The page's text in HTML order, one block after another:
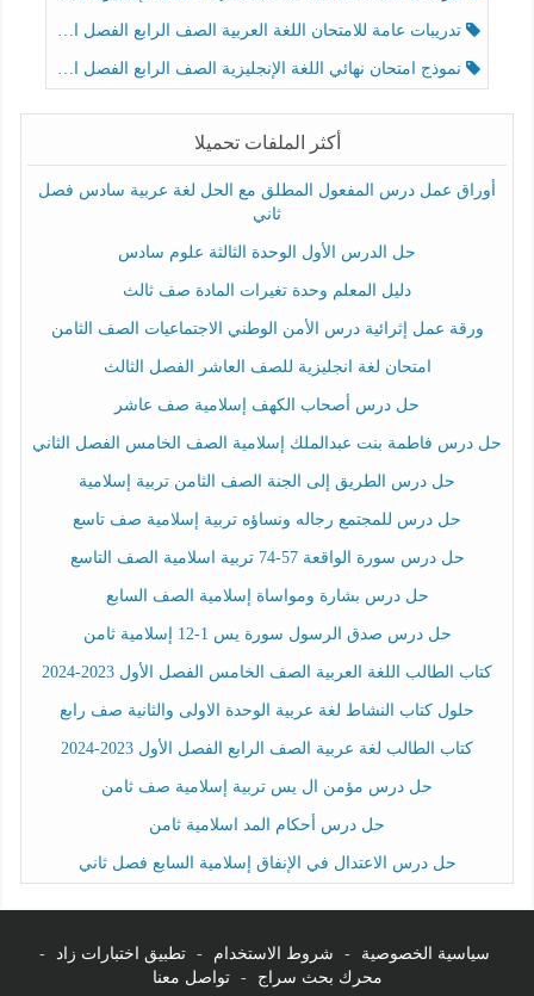
تدريبات عامة للامتحان اللغة العربية الصف الرابع الفصل الثالث
نموذج امتحان نهائي اللغة الإنجليزية الصف الرابع الفصل الثالث
أكثر الملفات تحميلا
أوراق عمل درس المفعول المطلق مع الحل لغة عربية سادس فصل
ثاني
حل الدرس الأول الوحدة الثالثة علوم سادس
دليل المعلم وحدة تغيرات المادة صف ثالث
ورقة عمل إثرائية درس الأمن الوطني الاجتماعيات الصف الثامن
امتحان لغة انجليزية للصف العاشر الفصل الثالث
حل درس أصحاب الكهف إسلامية صف عاشر
حل درس فاطمة بنت عبدالملك إسلامية الصف الخامس الفصل الثاني
حل درس الطريق إلى الجنة الصف الثامن تربية إسلامية
حل درس للمجتمع رجاله ونساؤه تربية إسلامية صف تاسع
حل درس سورة الواقعة 57-74 تربية اسلامية الصف التاسع
حل درس بشارة ومواساة إسلامية الصف السابع
حل درس صدق الرسول سورة يس 1-12 إسلامية ثامن
كتاب الطالب اللغة العربية الصف الخامس الفصل الأول 2023-2024
حلول كتاب النشاط لغة عربية الوحدة الاولى والثانية صف رابع
كتاب الطالب لغة عربية الصف الرابع الفصل الأول 2023-2024
حل درس مؤمن ال يس تربية إسلامية صف ثامن
حل درس أحكام المد اسلامية ثامن
حل درس الاعتدال في الإنفاق إسلامية السابع فصل ثاني
سياسية الخصوصية - شروط الاستخدام - تطبيق اختبارات زاد
-
محرك بحث سراج
- تواصل معنا